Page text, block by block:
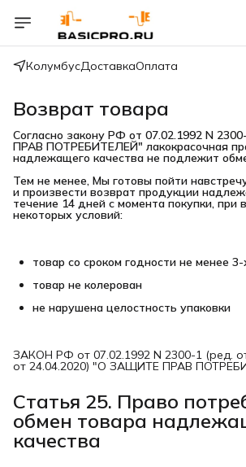
КолумбусДоставкаОплата
Возврат товара
Согласно закону РФ от 07.02.1992 N
ПРАВ ПОТРЕБИТЕЛЕЙ" лакокрасочная
надлежащего качества не подлежит
Тем не менее, Мы готовы пойти
и произвести возврат продукции
течение 14 дней с момента покупки, при
некоторых условий:
товар со сроком годности не менее
товар не колерован
не нарушена целостность упаковки
ЗАКОН РФ от 07.02.1992 N 2300-1 (ред.
от 24.04.2020) "О ЗАЩИТЕ ПРАВ
Статья 25. Право
обмен товара
качества